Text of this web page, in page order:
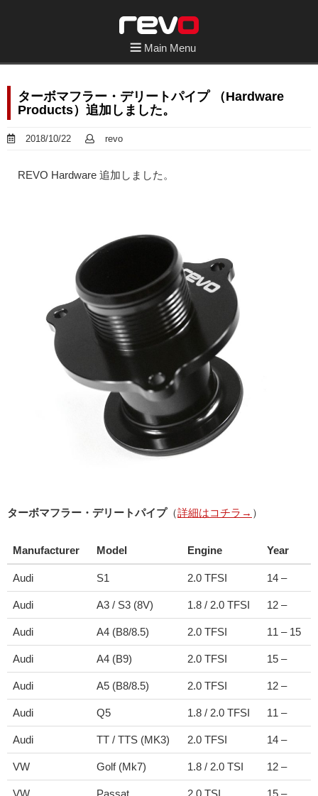
Main Menu
ターボマフラー・デリートパイプ （Hardware
Products）追加しました。
2018/10/22 revo
REVO Hardware 追加しました。
ターボマフラー・デリートパイプ（詳細はコチラ→ ）
Manufacturer Model Engine Year
Audi S1 2.0 TFSI 14 –
Audi A3 / S3 (8V) 1.8 / 2.0 TFSI 12 –
Audi A4 (B8/8.5) 2.0 TFSI 11 – 15
Audi A4 (B9) 2.0 TFSI 15 –
Audi A5 (B8/8.5) 2.0 TFSI 12 –
Audi Q5 1.8 / 2.0 TFSI 11 –
Audi TT / TTS (MK3) 2.0 TFSI 14 –
VW Golf (Mk7) 1.8 / 2.0 TSI 12 –
VW Passat 2.0 TSI 15 –